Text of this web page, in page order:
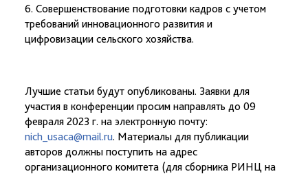
6. Совершенствование подготовки кадров с учетом
требований инновационного развития и
цифровизации сельского хозяйства.
Лучшие статьи будут опубликованы. Заявки для
участия в конференции просим направлять до 09
февраля 2023 г. на электронную почту:
nich_usaca@mail.ru. Материалы для публикации
авторов должны поступить на адрес
организационного комитета (для сборника РИНЦ на